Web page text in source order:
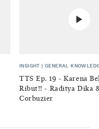
INSIGHT |GENERAL
TTS Ep. 19 - Karena
Ribut!! - Raditya Dika
Corbuzier